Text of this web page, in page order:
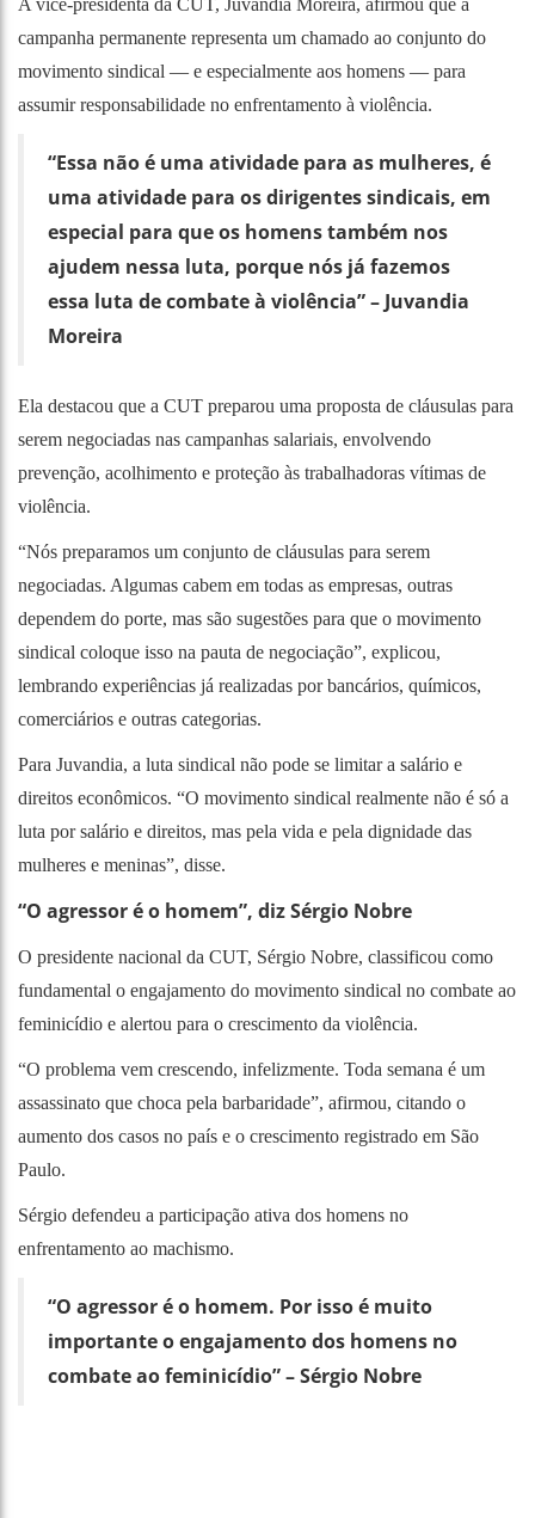
A vice-presidenta da CUT, Juvandia Moreira, afirmou que a
campanha permanente representa um chamado ao conjunto do
movimento sindical — e especialmente aos homens — para
assumir responsabilidade no enfrentamento à violência.
“Essa não é uma atividade para as mulheres, é
uma atividade para os dirigentes sindicais, em
especial para que os homens também nos
ajudem nessa luta, porque nós já fazemos
essa luta de combate à violência” – Juvandia
Moreira
Ela destacou que a CUT preparou uma proposta de cláusulas para
serem negociadas nas campanhas salariais, envolvendo
prevenção, acolhimento e proteção às trabalhadoras vítimas de
violência.
“Nós preparamos um conjunto de cláusulas para serem
negociadas. Algumas cabem em todas as empresas, outras
dependem do porte, mas são sugestões para que o movimento
sindical coloque isso na pauta de negociação”, explicou,
lembrando experiências já realizadas por bancários, químicos,
comerciários e outras categorias.
Para Juvandia, a luta sindical não pode se limitar a salário e
direitos econômicos. “O movimento sindical realmente não é só a
luta por salário e direitos, mas pela vida e pela dignidade das
mulheres e meninas”, disse.
“O agressor é o homem”, diz Sérgio Nobre
O presidente nacional da CUT, Sérgio Nobre, classificou como
fundamental o engajamento do movimento sindical no combate ao
feminicídio e alertou para o crescimento da violência.
“O problema vem crescendo, infelizmente. Toda semana é um
assassinato que choca pela barbaridade”, afirmou, citando o
aumento dos casos no país e o crescimento registrado em São
Paulo.
Sérgio defendeu a participação ativa dos homens no
enfrentamento ao machismo.
“O agressor é o homem. Por isso é muito
importante o engajamento dos homens no
combate ao feminicídio”– Sérgio Nobre